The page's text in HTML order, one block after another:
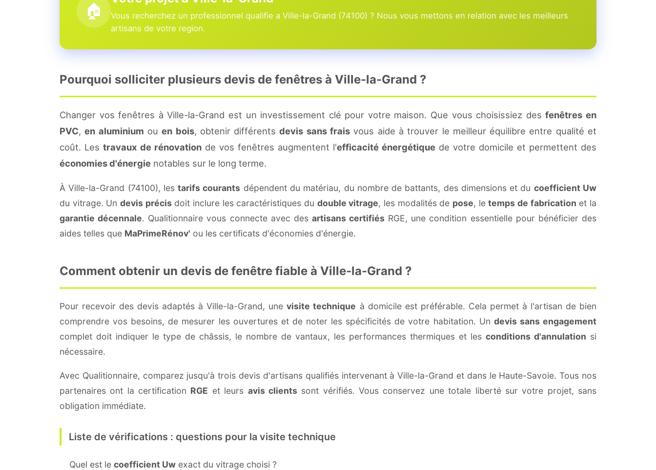
🏠
Vous recherchez un professionnel qualifie a Ville-la-Grand (74100) ? Nous vous mettons en relation avec les meilleurs
artisans de votre region.
Pourquoi solliciter plusieurs devis de fenêtres à Ville-la-Grand ?
Changer vos fenêtres à Ville-la-Grand est un investissement clé pour votre maison. Que vous choisissiez desfenêtres en
PVC,en aluminium ouen bois, obtenir différentsdevis sans frais vous aide à trouver le meilleur équilibre entre qualité et
coût. Les travaux de rénovation de vos fenêtres augmentent l'efficacité énergétique de votre domicile et permettent des
économies d'énergie notables sur le long terme.
À Ville-la-Grand (74100), lestarifs courants dépendent du matériau, du nombre de battants, des dimensions et du coefficient Uw
du vitrage. Un devis précisdoit inclure les caractéristiques du double vitrage, les modalités de pose, letemps de fabrication et la
garantie décennale. Qualitionnaire vous connecte avec des artisans certifiés RGE, une condition essentielle pour bénéficier des
aides telles que MaPrimeRénov' ou les certificats d'économies d'énergie.
Comment obtenir un devis de fenêtre fiable à Ville-la-Grand ?
Pour recevoir des devis adaptés à Ville-la-Grand, unevisite technique à domicile est préférable. Cela permet à l'artisan de bien
comprendre vos besoins, de mesurer les ouvertures et de noter les spécificités de votre habitation. Un devis sans engagement
complet doit indiquer le type de châssis, le nombre de vantaux, les performances thermiques et les conditions d'annulation si
nécessaire.
Avec Qualitionnaire, comparez jusqu'à trois devis d'artisans qualifiés intervenant à Ville-la-Grand et dans le Haute-Savoie. Tous nos
partenaires ont la certification RGE et leurs avis clientssont vérifiés. Vous conservez une totale liberté sur votre projet, sans
obligation immédiate.
Liste de vérifications : questions pour la visite technique
Quel est le coefficient Uw exact du vitrage choisi ?